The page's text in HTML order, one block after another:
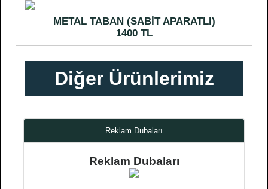
METAL TABAN (SABİT APARATLI)
1400 TL
Diğer Ürünlerimiz
Reklam Dubaları
Reklam Dubaları